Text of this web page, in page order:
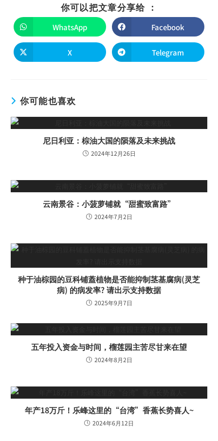
你可以把文章分享给 ：
WhatsApp Facebook
X Telegram
你可能也喜欢
尼日利亚：棕油大国的陨落及未来挑战
2024年12月26日
云南景谷：小菠萝铺就“甜蜜致富路”
2024年7月2日
种于油棕园的豆科铺蓋植物是否能抑制茎基腐病(灵芝
病) 的病发率? 请出示支持数据
2025年9月7日
五年投入资金与时间，榴莲园主苦尽甘来在望
2024年8月2日
年产18万斤！乐峰这里的“台湾”香蕉长势喜人~
2024年6月12日